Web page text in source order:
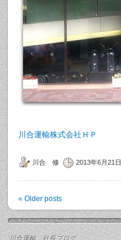
川合運輸株式会社ＨＰ
川合 修 2013年6月21日
« Older posts
川合運輸 社長ブログ